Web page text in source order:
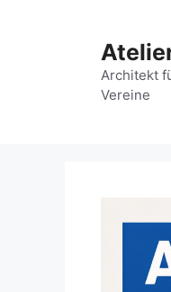
Architekt
Vereine